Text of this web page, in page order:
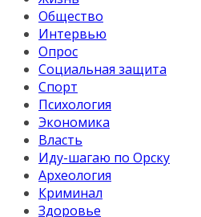
Общество
Интервью
Опрос
Социальная защита
Спорт
Психология
Экономика
Власть
Иду-шагаю по Орску
Археология
Криминал
Здоровье